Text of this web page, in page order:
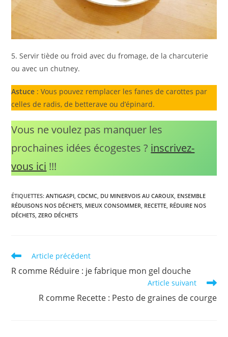
5. Servir tiède ou froid avec du fromage, de la charcuterie
ou avec un chutney.
Astuce : Vous pouvez remplacer les fanes de carottes par
celles de radis, de betterave ou d’épinard.
Vous ne voulez pas manquer les
prochaines idées écogestes ? inscrivez-
vous ici !!!
ÉTIQUETTES:ANTIGASPI CDCMC DU MINERVOIS AU CAROUX ENSEMBLE
RÉDUISONS NOS DÉCHETS MIEUX CONSOMMER RECETTE RÉDUIRE NOS
DÉCHETS ZERO DÉCHETS
Read
articles
Article précédent
R comme Réduire : je fabrique mon gel douche
Article suivant
R comme Recette : Pesto de graines de courge